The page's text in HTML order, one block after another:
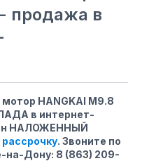
продажа в
HANGKAI M9.8
в интернет-
НАЛОЖЕННЫЙ
рассрочку. Звоните по
на-Дону: 8 (863) 209-